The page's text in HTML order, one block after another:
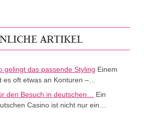
ARTIKEL
gelingt das passende Styling Einem
es oft etwas an Konturen –…
den Besuch in deutschen…
Ein
Casino ist nicht nur ein…